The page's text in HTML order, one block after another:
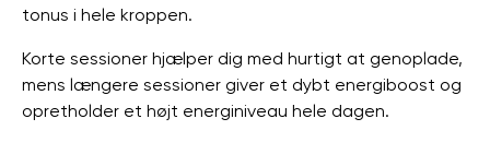
tonus i hele kroppen.
Korte sessioner hjælper dig med hurtigt at genoplade,
mens længere sessioner giver et dybt energiboost og
opretholder et højt energiniveau hele dagen.